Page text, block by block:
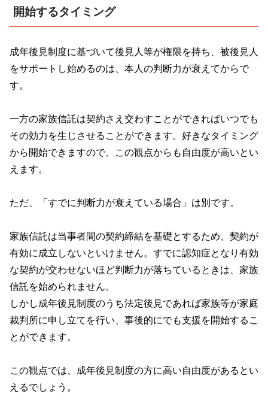
開始するタイミング
成年後見制度に基づいて後見人等が権限を持ち、被後見人
をサポートし始めるのは、本人の判断力が衰えてからで
す。
一方の家族信託は契約さえ交わすことができればいつでも
その効力を生じさせることができます。好きなタイミング
から開始できますので、この観点からも自由度が高いとい
えます。
ただ、「すでに判断力が衰えている場合」は別です。
家族信託は当事者間の契約締結を基礎とするため、契約が
有効に成立しないといけません。すでに認知症となり有効
な契約が交わせないほど判断力が落ちているときは、家族
信託を始められません。
しかし成年後見制度のうち法定後見であれば家族等が家庭
裁判所に申し立てを行い、事後的にでも支援を開始するこ
とができます。
この観点では、成年後見制度の方に高い自由度があるとい
えるでしょう。